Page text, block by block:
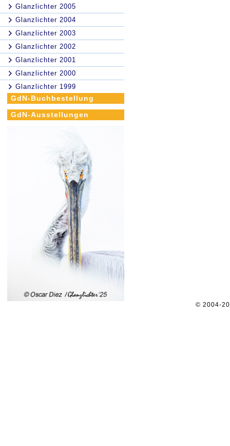
Glanzlichter 2005
Glanzlichter 2004
Glanzlichter 2003
Glanzlichter 2002
Glanzlichter 2001
Glanzlichter 2000
Glanzlichter 1999
GdN-Buchbestellung
GdN-Ausstellungen
© 2004-